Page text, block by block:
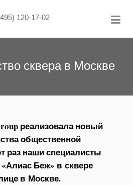
120-17-02
сквера в Москве
реализовала новый
общественной
раз наши специалисты
Беж» в сквере
в Москве.